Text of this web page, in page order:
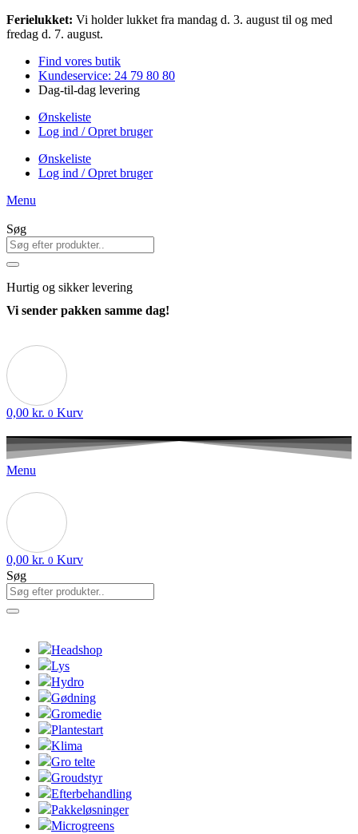
Videre
til
Ferielukket: Vi holder lukket fra mandag d. 3. august til og med
fredag d. 7. august.
Find vores butik
Kundeservice: 24 79 80 80
Dag-til-dag levering
Ønskeliste
Log ind / Opret bruger
Ønskeliste
Log ind / Opret bruger
Menu
Søg
Hurtig og sikker levering
Vi sender pakken samme dag!
0,00 kr. 0 Kurv
Menu
0,00 kr. 0 Kurv
Søg
Headshop
Lys
Hydro
Gødning
Gromedie
Plantestart
Klima
Gro telte
Groudstyr
Efterbehandling
Pakkeløsninger
Microgreens